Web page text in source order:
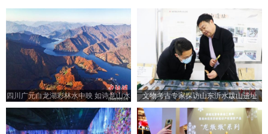
四川广元白龙湖彩林水中映 如诗意山水
画引人入胜
文物考古专家探访山东沂水跋山遗址